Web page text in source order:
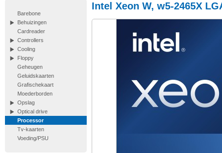
Barebone
Behuizingen
Cardreader
Controllers
Cooling
Floppy
Geheugen
Geluidskaarten
Grafischekaart
Moederborden
Opslag
Optical drive
Processor
Tv-kaarten
Voeding/PSU
Intel Xeon W, w5-2465X